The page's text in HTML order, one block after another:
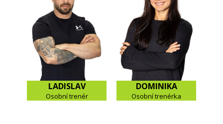
LADISLAV
Osobní trenér
DOMINIKA
Osobní trenérka